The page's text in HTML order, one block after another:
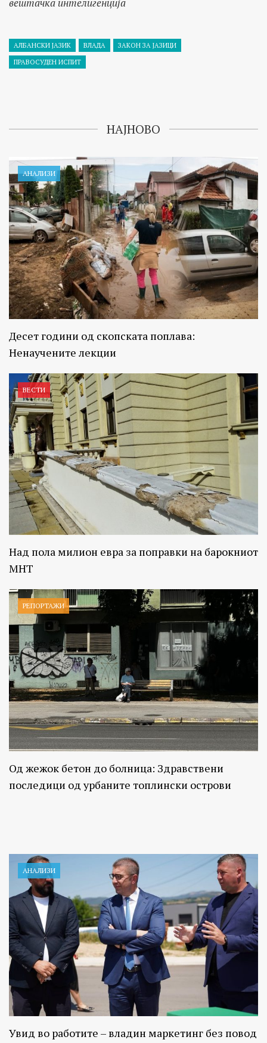
АЛБАНСКИ ЈАЗИК ВЛАДА
ЗАКОН ЗА ЈАЗИЦИ
ПРАВОСУДЕН ИСПИТ
НАЈНОВО
АНАЛИЗИ
Десет години од скопската поплава:
Ненаучените лекции
ВЕСТИ
Над пола милион евра за поправки на барокниот
МНТ
РЕПОРТАЖИ
Од жежок бетон до болница: Здравствени
последици од урбаните топлински острови
АНАЛИЗИ
Увид во работите – владин маркетинг без повод